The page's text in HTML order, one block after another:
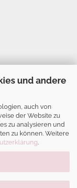
und andere
auch von
der Website zu
zu analysieren und
zu können. Weitere
.